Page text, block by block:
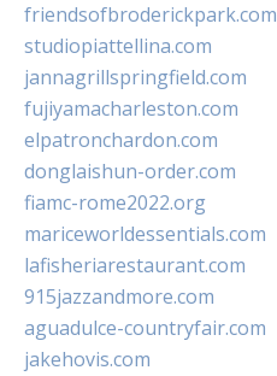
friendsofbroderickpark.com
studiopiattellina.com
jannagrillspringfield.com
fujiyamacharleston.com
elpatronchardon.com
donglaishun-order.com
fiamc-rome2022.org
mariceworldessentials.com
lafisheriarestaurant.com
915jazzandmore.com
aguadulce-countryfair.com
jakehovis.com